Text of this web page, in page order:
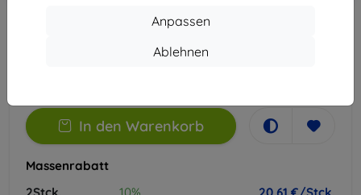
Anpassen
Ablehnen
In den Warenkorb
Massenrabatt